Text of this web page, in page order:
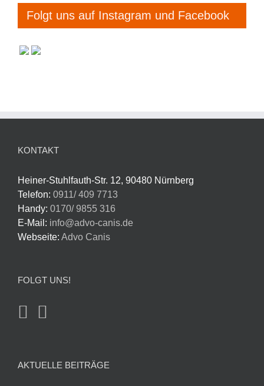
Folgt uns auf Instagram und Facebook
KONTAKT
Heiner-Stuhlfauth-Str. 12, 90480 Nürnberg
Telefon: 0911/ 409 7713
Handy: 0170/ 9855 316
E-Mail: info@advo-canis.de
Webseite: Advo Canis
FOLGT UNS!
AKTUELLE BEITRÄGE